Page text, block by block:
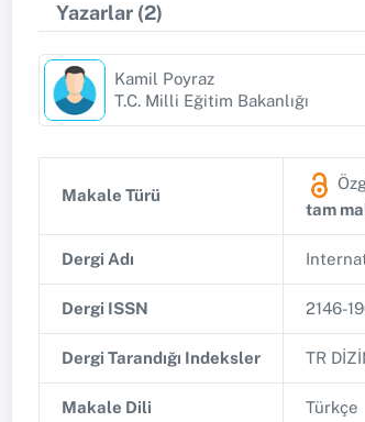
Yazarlar (2)
Kamil Poyraz
T.C. Milli Eğitim Bakanlığı
Makale Türü
tam
Dergi Adı
Dergi ISSN 2146-
Dergi Tarandığı Indeksler TR
Makale Dili Türkçe